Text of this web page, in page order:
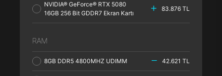
NVIDIA® GeForce® RTX 5080
16GB 256 Bit GDDR7 Ekran Kartı
83.876 TL
RAM
8GB DDR5 4800MHZ UDIMM 42.621 TL